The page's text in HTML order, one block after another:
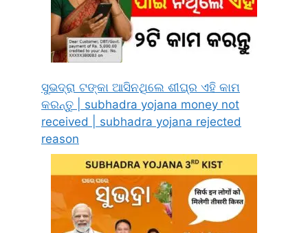
ସୁଭଦ୍ରା ଟଙ୍କା ଆସିନଥିଲେ ଶୀଘ୍ର ଏହି କାମ
କରନ୍ତୁ | subhadra yojana money not
received | subhadra yojana rejected
reason